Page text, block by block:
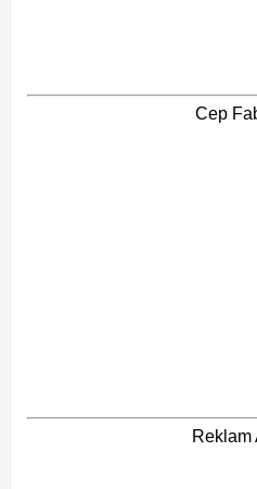
Cep
Reklam